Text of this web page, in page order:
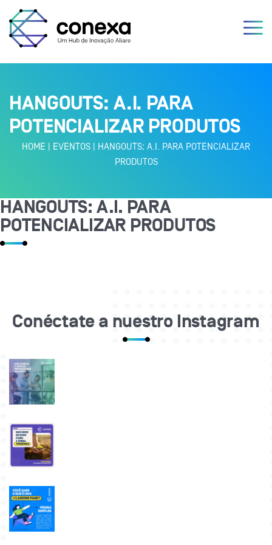
HANGOUTS: A.I. PARA
POTENCIALIZAR PRODUTOS
HOME | EVENTOS | HANGOUTS: A.I. PARA POTENCIALIZAR
PRODUTOS
HANGOUTS: A.I. PARA
POTENCIALIZAR PRODUTOS
Conéctate a nuestro Instagram